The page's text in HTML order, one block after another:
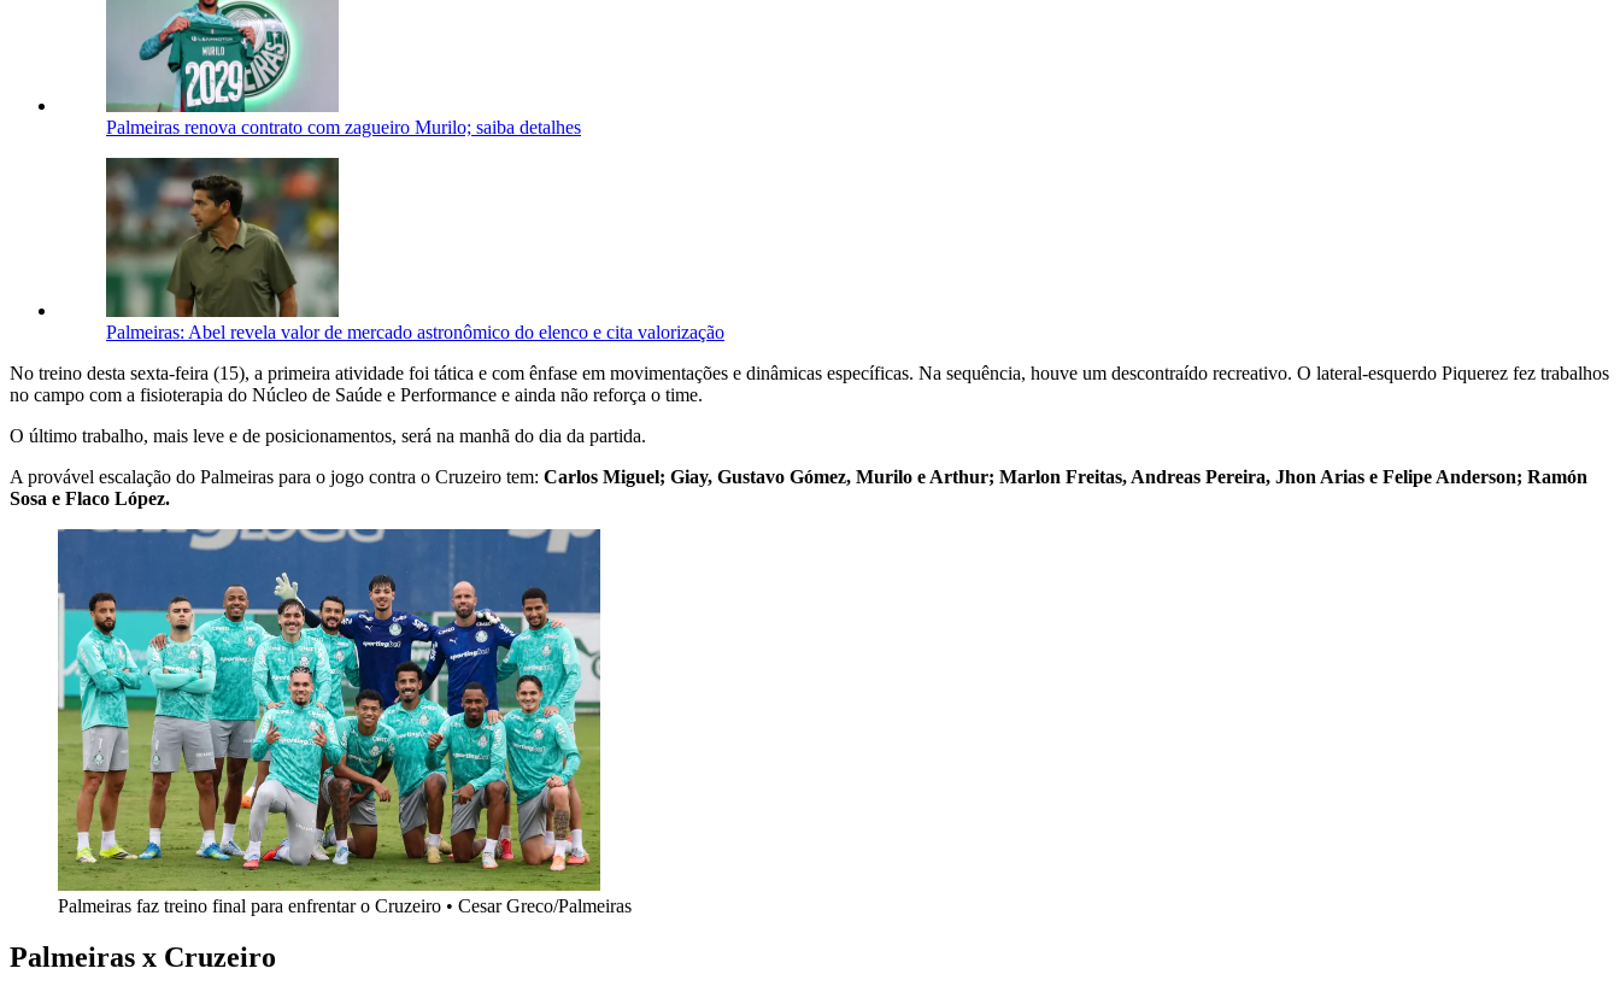
Palmeiras renova contrato com zagueiro Murilo; saiba detalhes
Palmeiras: Abel revela valor de mercado astronômico do elenco e cita valorização
No treino desta sexta-feira (15), a primeira atividade foi tática e com ênfase em movimentações e dinâmicas específicas. Na sequência, houve um descontraído recreativo. O lateral-esquerdo Piquerez fez trabalhos
no campo com a fisioterapia do Núcleo de Saúde e Performance e ainda não reforça o time.
O último trabalho, mais leve e de posicionamentos, será na manhã do dia da partida.
A provável escalação do Palmeiras para o jogo contra o Cruzeiro tem: Carlos Miguel; Giay, Gustavo Gómez, Murilo e Arthur; Marlon Freitas, Andreas Pereira, Jhon Arias e Felipe Anderson; Ramón
Sosa e Flaco López.
Palmeiras faz treino final para enfrentar o Cruzeiro • Cesar Greco/Palmeiras
Palmeiras x Cruzeiro